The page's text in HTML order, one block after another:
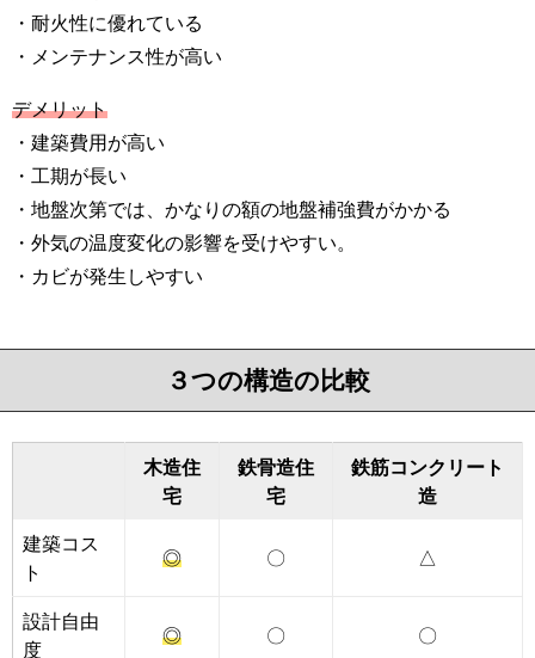
・耐火性に優れている
・メンテナンス性が高い
デメリット
・建築費用が高い
・工期が長い
・地盤次第では、かなりの額の地盤補強費がかかる
・外気の温度変化の影響を受けやすい。
・カビが発生しやすい
３つの構造の比較
木造住
宅
鉄骨造住
宅
鉄筋コンクリート
造
建築コス
ト
◎ 〇 △
設計自由
度
◎ 〇 〇